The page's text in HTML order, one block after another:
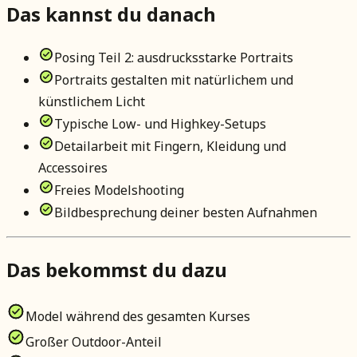
Das kannst du danach
Posing Teil 2: ausdrucksstarke Portraits
Portraits gestalten mit natürlichem und
künstlichem Licht
Typische Low- und Highkey-Setups
Detailarbeit mit Fingern, Kleidung und
Accessoires
Freies Modelshooting
Bildbesprechung deiner besten Aufnahmen
Das bekommst du dazu
Model während des gesamten Kurses
Großer Outdoor-Anteil